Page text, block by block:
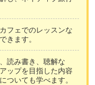
カフェでのレッスンな
きます。
読み書き、聴解な
ップを目指した内容
ついても学べます。